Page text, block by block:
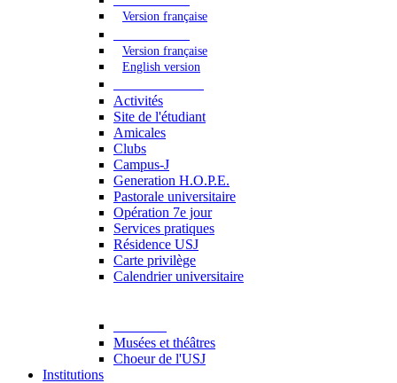
Version française
Version française
English version
Activités
Site de l'étudiant
Amicales
Clubs
Campus-J
Generation H.O.P.E.
Pastorale universitaire
Opération 7e jour
Services pratiques
Résidence USJ
Carte privilège
Calendrier universitaire
Musées et théâtres
Choeur de l'USJ
Institutions